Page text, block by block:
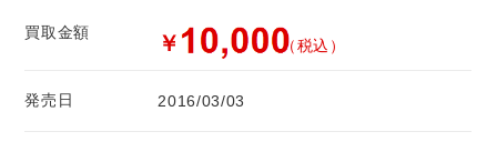
買取金額 ￥ （税込）
発売日 2016/03/03